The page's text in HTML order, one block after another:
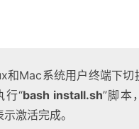
和Mac系统用户终端下
行“bash install.sh”脚本
激活完成。